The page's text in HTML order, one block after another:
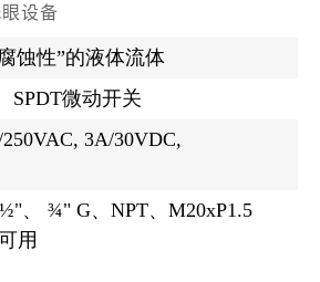
设备
蚀性”的液体流体
SPDT微动开关
3A/30VDC,
、 ¾" G、NPT、M20xP1.5
用